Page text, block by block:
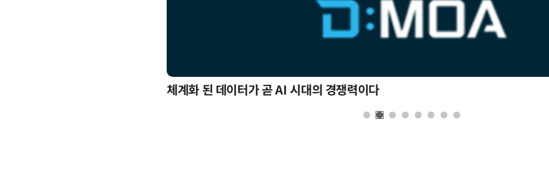
체계화 된 데이터가 곧 AI 시대의 경쟁력이다